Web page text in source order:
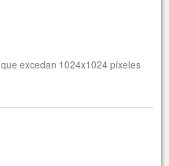
excedan 1024x1024 píxeles